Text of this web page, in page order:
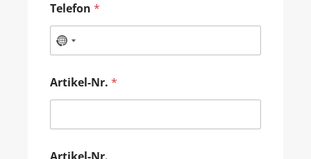
Telefon *
Artikel-Nr. *